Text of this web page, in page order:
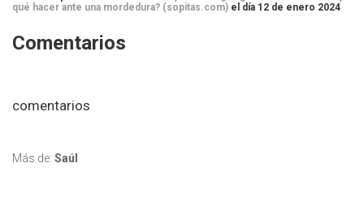
qué hacer ante una mordedura? (sopitas.com) el día 12 de enero 2024
Comentarios
comentarios
Más de: Saúl